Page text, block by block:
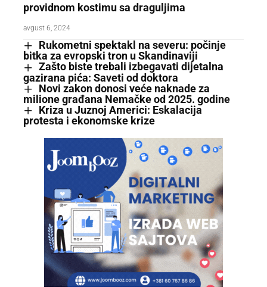
providnom kostimu sa draguljima
avgust 6, 2024
Rukometni spektakl na severu: počinje
bitka za evropski tron u Skandinaviji
Zašto biste trebali izbegavati dijetalna
gazirana pića: Saveti od doktora
Novi zakon donosi veće naknade za
milione građana Nemačke od 2025. godine
Kriza u Juznoj Americi: Eskalacija
protesta i ekonomske krize